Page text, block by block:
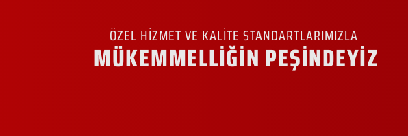
ÖZEL HİZMET VE KALİTE STANDARTLARIMIZLA
MÜKEMMELLİĞİN PEŞİNDEYİZ